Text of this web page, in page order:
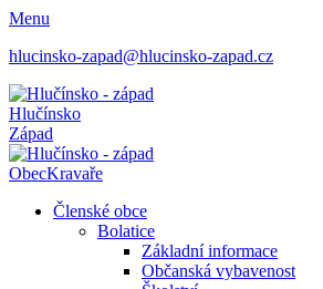
Menu
hlucinsko-zapad@hlucinsko-zapad.cz
Hlučínsko
Západ
ObecKravaře
Členské obce
Bolatice
Základní informace
Občanská vybavenost